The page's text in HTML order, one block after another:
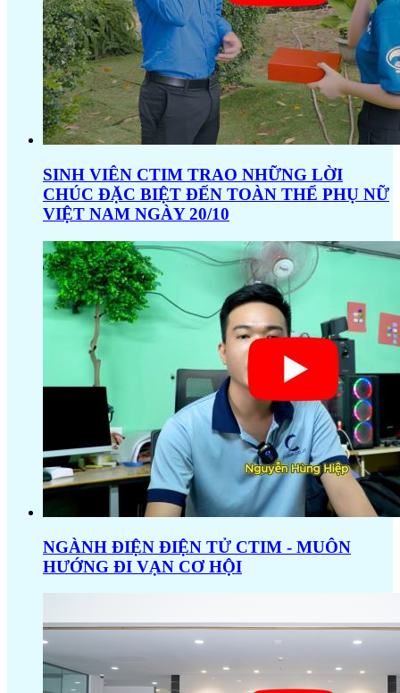
SINH VIÊN CTIM TRAO NHỮNG LỜI
CHÚC ĐẶC BIỆT ĐẾN TOÀN THỂ PHỤ NỮ
VIỆT NAM NGÀY 20/10
NGÀNH ĐIỆN ĐIỆN TỬ CTIM - MUÔN
HƯỚNG ĐI VẠN CƠ HỘI